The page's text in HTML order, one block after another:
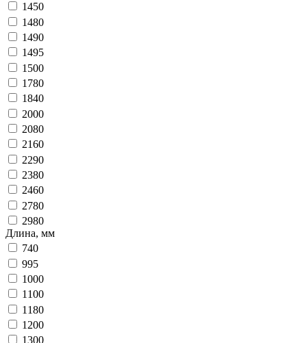
1450
1480
1490
1495
1500
1780
1840
2000
2080
2160
2290
2380
2460
2780
2980
Длина, мм
740
995
1000
1100
1180
1200
1300